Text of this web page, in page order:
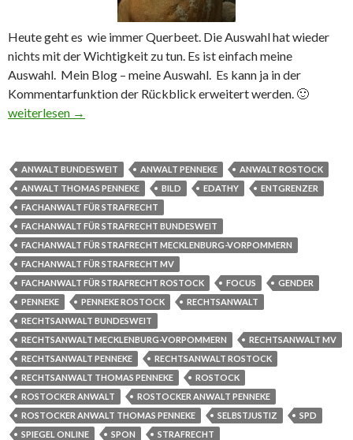
Heute geht es wie immer Querbeet. Die Auswahl hat wieder
nichts mit der Wichtigkeit zu tun. Es ist einfach meine
Auswahl. Mein Blog – meine Auswahl. Es kann ja in der
Kommentarfunktion der Rückblick erweitert werden. 🙂
Rückblick VI Penis ab Edathy Billigsärge und Windelfetisch
weiterlesen →
ANWALT BUNDESWEIT ANWALT PENNEKE
ANWALT ROSTOCK
ANWALT THOMAS PENNEKE
BILD EDATHY
ENTGRENZER
FACHANWALT FÜR STRAFRECHT
FACHANWALT FÜR STRAFRECHT BUNDESWEIT
FACHANWALT FÜR STRAFRECHT MECKLENBURG-VORPOMMERN
FACHANWALT FÜR STRAFRECHT MV
FACHANWALT FÜR STRAFRECHT ROSTOCK
FOCUS
GENDER
PENNEKE
PENNEKE ROSTOCK
RECHTSANWALT
RECHTSANWALT BUNDESWEIT
RECHTSANWALT MECKLENBURG-VORPOMMERN
RECHTSANWALT MV
RECHTSANWALT PENNEKE
RECHTSANWALT ROSTOCK
RECHTSANWALT THOMAS PENNEKE
ROSTOCK
ROSTOCKER ANWALT
ROSTOCKER ANWALT PENNEKE
ROSTOCKER ANWALT THOMAS PENNEKE
SELBSTJUSTIZ
SPD
SPIEGEL ONLINE
SPON
STRAFRECHT